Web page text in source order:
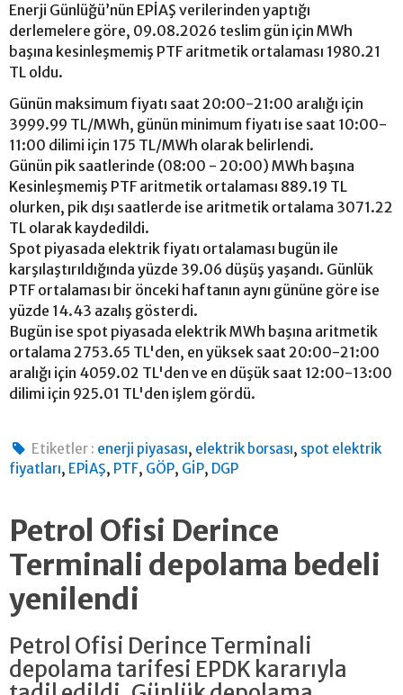
Enerji Günlüğü’nün EPİAŞ verilerinden yaptığı
derlemelere göre, 09.08.2026 teslim gün için MWh
başına kesinleşmemiş PTF aritmetik ortalaması 1980.21
TL oldu.
Günün maksimum fiyatı saat 20:00-21:00 aralığı için
3999.99 TL/MWh, günün minimum fiyatı ise saat 10:00-
11:00 dilimi için 175 TL/MWh olarak belirlendi.
Günün pik saatlerinde (08:00 - 20:00) MWh başına
Kesinleşmemiş PTF aritmetik ortalaması 889.19 TL
olurken, pik dışı saatlerde ise aritmetik ortalama 3071.22
TL olarak kaydedildi.
Spot piyasada elektrik fiyatı ortalaması bugün ile
karşılaştırıldığında yüzde 39.06 düşüş yaşandı. Günlük
PTF ortalaması bir önceki haftanın aynı gününe göre ise
yüzde 14.43 azalış gösterdi.
Bugün ise spot piyasada elektrik MWh başına aritmetik
ortalama 2753.65 TL'den, en yüksek saat 20:00-21:00
aralığı için 4059.02 TL'den ve en düşük saat 12:00-13:00
dilimi için 925.01 TL'den işlem gördü.
Etiketler : enerji piyasası, elektrik borsası, spot elektrik
fiyatları, EPİAŞ, PTF, GÖP, GİP, DGP
Petrol Ofisi Derince
Terminali depolama bedeli
yenilendi
Petrol Ofisi Derince Terminali
depolama tarifesi EPDK kararıyla